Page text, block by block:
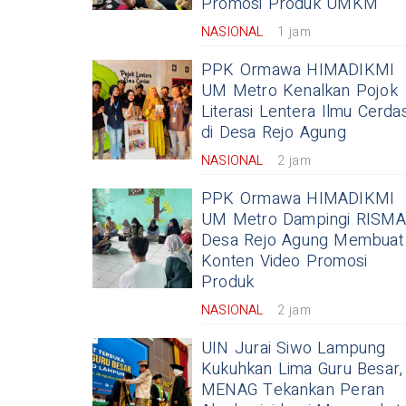
NASIONAL 1 jam
PPK Ormawa HIMADIKMI
UM Metro Kenalkan Pojok
Literasi Lentera Ilmu
di Desa Rejo Agung
NASIONAL 2 jam
PPK Ormawa HIMADIKMI
UM Metro Dampingi RISMA
Desa Rejo Agung Membuat
Konten Video Promosi
Produk
NASIONAL 2 jam
UIN Jurai Siwo Lampung
Kukuhkan Lima Guru Besar,
MENAG Tekankan Peran